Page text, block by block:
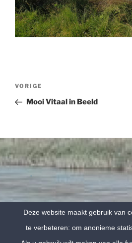
Bericht
Vorig
bericht
VORIGE
Mooi Vitaal in Beeld
.
Mooi Vitaal, De Drift 20,
Deze website maakt gebruik van
te verbeteren: om anonieme